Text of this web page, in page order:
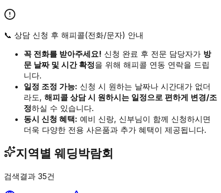
📞 상담 신청 후 해피콜(전화/문자) 안내
꼭 전화를 받아주세요! 신청 완료 후 전문 담당자가 방
문 날짜 및 시간 확정을 위해 해피콜 연동 연락을 드립
니다.
일정 조정 가능: 신청 시 원하는 날짜나 시간대가 없더
라도, 해피콜 상담 시 원하시는 일정으로 편하게 변경/조
정하실 수 있습니다.
동시 신청 혜택: 예비 신랑, 신부님이 함께 신청하시면
더욱 다양한 전용 사은품과 추가 혜택이 제공됩니다.
지역별 웨딩박람회
검색결과 35건